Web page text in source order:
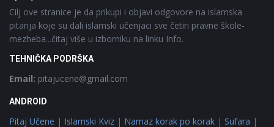
Cilj ove stranice je da prikupi i objavi odgovore na islamska
pitanja koje su dali islamski učenjaci sve četiri pravne škole-
mezheba...čitaj više u izborniku na linku Info.
TEHNIČKA PODRŠKA
Email: pitajucene@gmail.com
ANDROID
Pitaj Učene | Islamski Kviz | Namaz korak po korak | Sufara |